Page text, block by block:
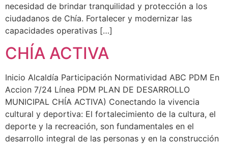
necesidad de brindar tranquilidad y protección a los
ciudadanos de Chía. Fortalecer y modernizar las
capacidades operativas […]
CHÍA ACTIVA
Inicio Alcaldía Participación Normatividad ABC PDM En
Accion 7/24 Línea PDM PLAN DE DESARROLLO
MUNICIPAL CHÍA ACTIVA) Conectando la vivencia
cultural y deportiva: El fortalecimiento de la cultura, el
deporte y la recreación, son fundamentales en el
desarrollo integral de las personas y en la construcción